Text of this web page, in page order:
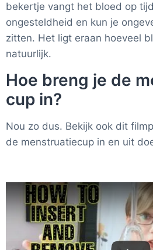
bekertje vangt het bloed op
ongesteldheid en kun je
zitten. Het ligt eraan hoeveel
natuurlijk.
Hoe breng je de
cup in?
Nou zo dus. Bekijk ook dit
de menstruatiecup in en uit